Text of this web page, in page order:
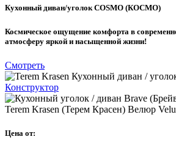
Кухонный диван/уголок COSMO (КОСМО)
Космическое ощущение комфорта в
атмосферу яркой и насыщенной жизни!
Смотреть
Конструктор
Цена от: